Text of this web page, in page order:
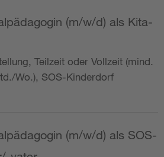
(m/w/d) als Kita-
Teilzeit oder Vollzeit (mind.
Wo.), SOS-Kinderdorf
(m/w/d) als SOS-